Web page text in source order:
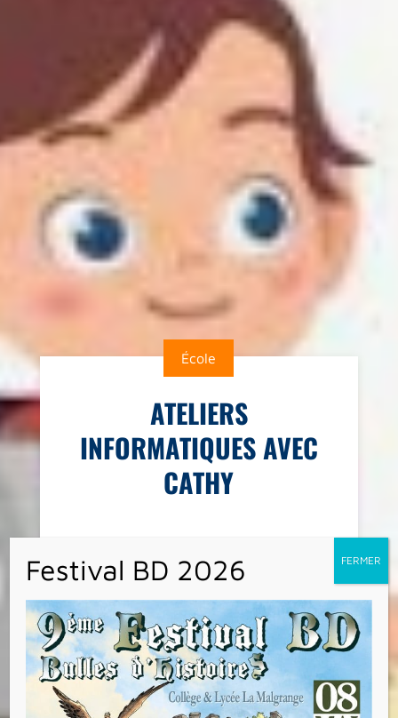
École
ATELIERS
INFORMATIQUES AVEC
CATHY
chacune des classes élémentaires
bénéficient, en petits groupes, de séances
d’initiation à l’informatique menées par
Cathy. Ces séances sont forts appréciées par